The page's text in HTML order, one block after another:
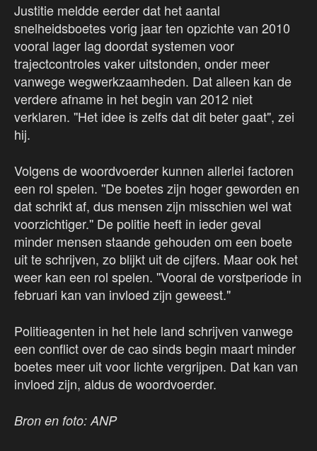
Justitie meldde eerder dat het aantal
snelheidsboetes vorig jaar ten opzichte van 2010
vooral lager lag doordat systemen voor
trajectcontroles vaker uitstonden, onder meer
vanwege wegwerkzaamheden. Dat alleen kan de
verdere afname in het begin van 2012 niet
verklaren. ''Het idee is zelfs dat dit beter gaat", zei
hij.
Volgens de woordvoerder kunnen allerlei factoren
een rol spelen. ''De boetes zijn hoger geworden en
dat schrikt af, dus mensen zijn misschien wel wat
voorzichtiger.'' De politie heeft in ieder geval
minder mensen staande gehouden om een boete
uit te schrijven, zo blijkt uit de cijfers. Maar ook het
weer kan een rol spelen. ''Vooral de vorstperiode in
februari kan van invloed zijn geweest."
Politieagenten in het hele land schrijven vanwege
een conflict over de cao sinds begin maart minder
boetes meer uit voor lichte vergrijpen. Dat kan van
invloed zijn, aldus de woordvoerder.
Bron en foto: ANP